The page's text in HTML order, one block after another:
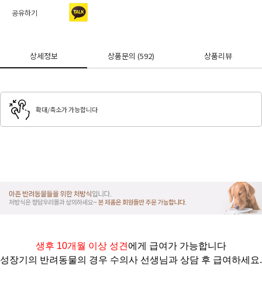
공유하기
상세정보 상품문의 (592) 상품리뷰
확대/축소가 가능합니다
생후 10개월 이상 성견 에게 급여가 가능합니다
성장기의 반려동물의 경우 수의사 선생님과 상담 후 급여하세요.